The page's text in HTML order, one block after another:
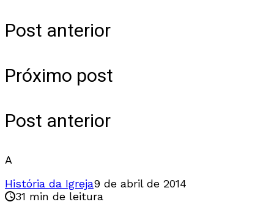
Post anterior
Próximo post
Post anterior
A
História da Igreja9 de abril de 2014
31 min de leitura